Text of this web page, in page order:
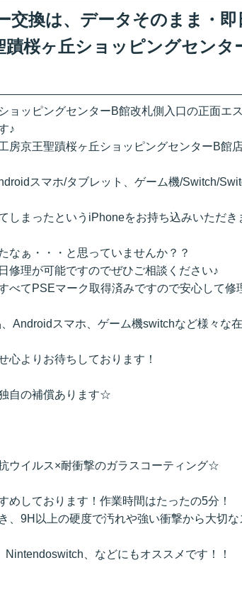
交換は、データそのまま・即
蹟桜ヶ丘ショッピングセンタ
ョッピングセンターB館改札側入口の正面エ
♪
房京王聖蹟桜ヶ丘ショッピングセンターB館
スマホ/タブレット、ゲーム機/Switch/
しまったというiPhoneをお持ち込みいただき
なぁ・・・と思っていませんか？？
修理が可能ですのでぜひご相談ください♪
べてPSEマーク取得済みですので安心して修
Androidスマホ、ゲーム機switchなど様々な
心よりお待ちしております！
自の補償あります☆
ウイルス×耐衝撃のガラスコーティング☆
めしております！作業時間はたったの5分！
、9H以上の硬度で汚れや強い衝撃から大切な
、などにもオススメです！！